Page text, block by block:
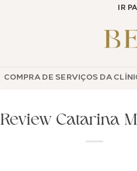
IR
COMPRA DE SERVIÇOS DA
Review Catarina